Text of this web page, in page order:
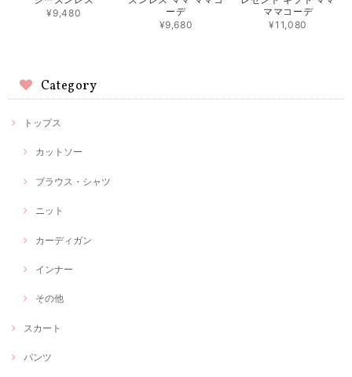
¥9,480
ーデ
¥9,680
ママコーデ
¥11,080
Category
トップス
カットソー
ブラウス・シャツ
ニット
カーディガン
インナー
その他
スカート
パンツ